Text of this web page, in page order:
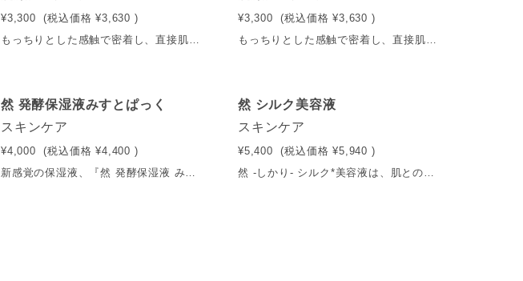
¥3,300 (税込価格 ¥3,630 )
もっちりとした感触で密着し、直接肌に手が触れないほど弾力性の高い濃密な泡がしっかりと汚れを吸着、洗い流します。天然の美容成分を配合するために、練り上げたせっけんです。 販売名：ちょうじゅ 石けんK [ 医薬部外品 ] 内容量：88g 送料：550円（税込） ※5,400円（税込）以上で送料無料 有効成分：グリチルリチン酸ジカリウム効果効能：皮膚の清浄・にきび・かみそりまけ・肌荒れを防ぐ
¥3,300 (税込価格 ¥3,630 )
もっちりとした感触で密着し、直接肌に手が触れないほど弾力性の高い濃密な泡がしっかりと汚れを吸着、洗い流します。天然の美容成分を配合するために、練り上げたせっけんです。 販売名：ちょうじゅ 石けんK [ 医薬部外品 ] 内容量：88g 送料：550円（税込） ※5,400円（税込）以上で送料無料 有効成分：グリチルリチン酸ジカリウム効果効能：皮膚の清浄・にきび・かみそりまけ・肌荒れを防ぐ
然 発酵保湿液みすとぱっく
スキンケア
¥4,000 (税込価格 ¥4,400 )
新感覚の保湿液、『然 発酵保湿液 みすとぱっく』は、スプレーした瞬間にフェイスパックへと変わり、吸い付くような潤いを届けます。精製水の配合を10％以下に抑え、16種の山野草と発酵の力を限界まで凝縮。潤いと優しさで素肌を守ります。 内容量：150ml 送料：550円（税込） ※5,400円（税込）以上で送料無料
然 シルク美容液
スキンケア
¥5,400 (税込価格 ¥5,940 )
然 -しかり- シルク*美容液は、肌との親和性が高く、負担をかけずに紫外線刺激や乾燥を防いでくれるシルク繊維に着目。 シルク繊維をそのままナノサイズに加工したナノシルクフィブロイン（表示名称：水溶性フィブロイン、配合目的：保湿）を配合し、 瑞々しく軽やかな使用感ながらしっかり外的刺激から肌を守ってくれます *表示名称: 水溶性フィブロイン、配合目的:保湿 内容量：30g 送料：550円（税込） ※5,400円（税込）以上で送料無料